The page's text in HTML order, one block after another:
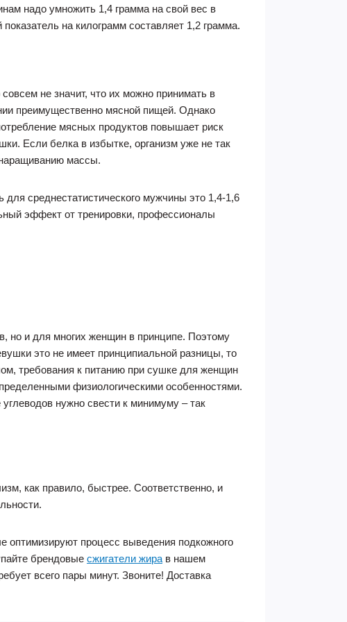
надо умножить 1,4 грамма на свой вес в
на килограмм составляет 1,2 грамма.
не значит, что их можно принимать в
преимущественно мясной пищей. Однако
мясных продуктов повышает риск
Если белка в избытке, организм уже не так
массы.
среднестатистического мужчины это 1,4-1,6
эффект от тренировки, профессионалы
но и для многих женщин в принципе. Поэтому
это не имеет принципиальной разницы, то
требования к питанию при сушке для женщин
физиологическими особенностями.
нужно свести к минимуму – так
как правило, быстрее. Соответственно, и
оптимизируют процесс выведения подкожного
брендовые сжигатели жира в нашем
всего пары минут. Звоните! Доставка